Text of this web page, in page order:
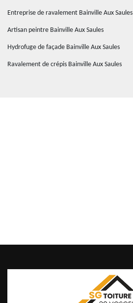
Entreprise de ravalement Bainville Aux Saules
Artisan peintre Bainville Aux Saules
Hydrofuge de façade Bainville Aux Saules
Ravalement de crépis Bainville Aux Saules